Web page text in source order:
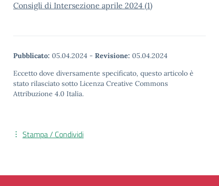
Consigli di Intersezione aprile 2024 (1)
Pubblicato: 05.04.2024 - Revisione: 05.04.2024
Eccetto dove diversamente specificato, questo articolo è
stato rilasciato sotto Licenza Creative Commons
Attribuzione 4.0 Italia.
Stampa / Condividi